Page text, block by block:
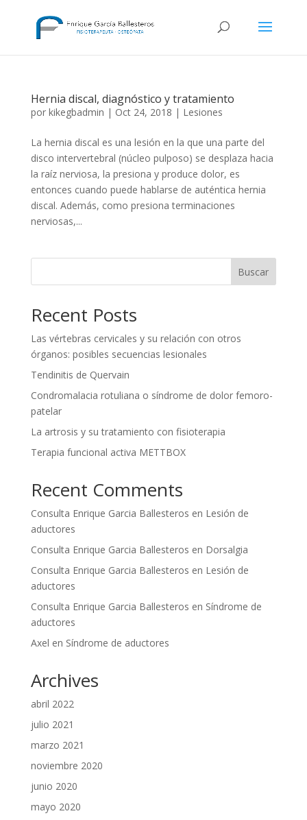
Hernia discal, diagnóstico y tratamiento
por kikegbadmin | Oct 24, 2018 | Lesiones
La hernia discal es una lesión en la que una parte del
disco intervertebral (núcleo pulposo) se desplaza hacia
la raíz nerviosa, la presiona y produce dolor, es
entonces cuando puede hablarse de auténtica hernia
discal. Además, como presiona terminaciones
nerviosas,...
Buscar
Recent Posts
Las vértebras cervicales y su relación con otros
órganos: posibles secuencias lesionales
Tendinitis de Quervain
Condromalacia rotuliana o síndrome de dolor femoro-
patelar
La artrosis y su tratamiento con fisioterapia
Terapia funcional activa METTBOX
Recent Comments
Consulta Enrique Garcia Ballesteros en Lesión de
aductores
Consulta Enrique Garcia Ballesteros en Dorsalgia
Consulta Enrique Garcia Ballesteros en Lesión de
aductores
Consulta Enrique Garcia Ballesteros en Síndrome de
aductores
Axel en Síndrome de aductores
Archives
abril 2022
julio 2021
marzo 2021
noviembre 2020
junio 2020
mayo 2020